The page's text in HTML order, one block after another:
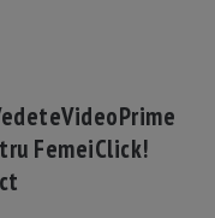
VideoPrime
FemeiClick!